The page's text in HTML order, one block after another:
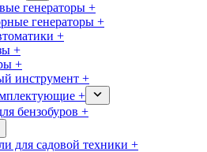
генераторы +
генераторы +
+
+
+
инструмент +
+
бензобуров +
для садовой техники +